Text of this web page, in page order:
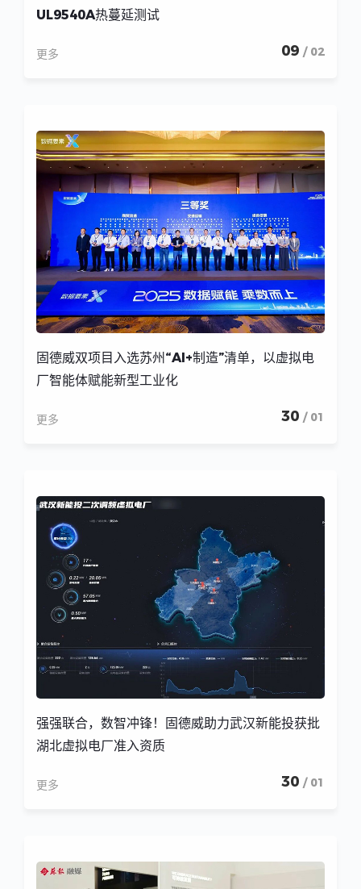
UL9540A热蔓延测试
更多 09 / 02
固德威双项目入选苏州“AI+制造”清单，以虚拟电
厂智能体赋能新型工业化
更多 30 / 01
强强联合，数智冲锋！固德威助力武汉新能投获批
湖北虚拟电厂准入资质
更多 30 / 01